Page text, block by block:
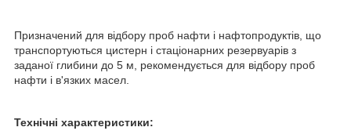
Призначений для відбору проб нафти і нафтопродуктів, що
транспортуються цистерн і стаціонарних резервуарів з
заданої глибини до 5 м, рекомендується для відбору проб
нафти і в'язких масел.
Технічні характеристики: